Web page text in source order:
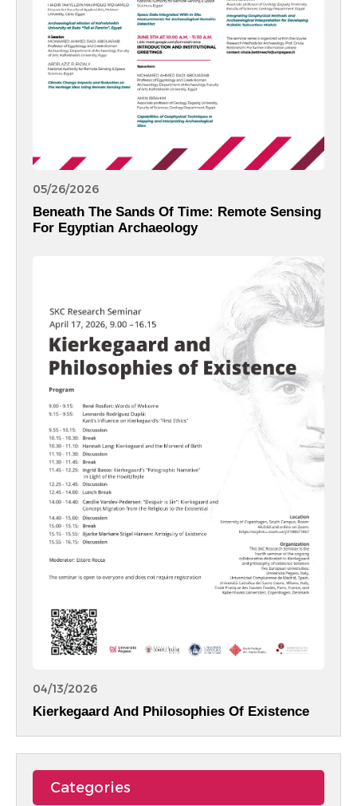
05/26/2026
Beneath The Sands Of Time: Remote Sensing
For Egyptian Archaeology
04/13/2026
Kierkegaard And Philosophies Of Existence
Categories